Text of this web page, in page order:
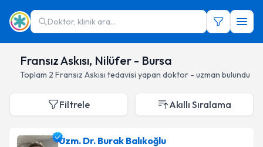
Doktor, klinik ara...
Fransız Askısı, Nilüfer - Bursa
Toplam 2 Fransız Askısı tedavisi yapan doktor - uzman bulundu
Filtrele Akıllı Sıralama
Uzm. Dr. Burak Balıkoğlu